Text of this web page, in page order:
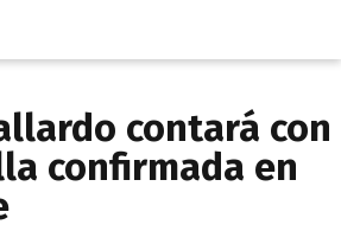
contará con
confirmada en